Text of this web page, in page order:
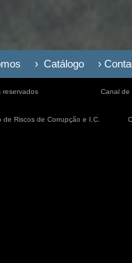
› Catálogo ›
reservados Canal de
Riscos de Corrupção e I.C.